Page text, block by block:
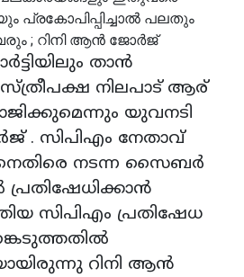
താന്‍
നിലപാട് ആര്
യുവനടി
. സിപിഎം നേതാവ്
നടന്ന സൈബർ
സിപിഎം പ്രതിഷേധ
റിനി ആൻ